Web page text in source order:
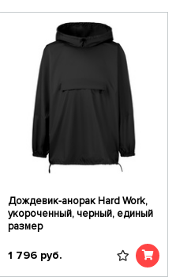
Дождевик-анорак Hard Work,
укороченный, черный, единый
размер
1 796 руб.